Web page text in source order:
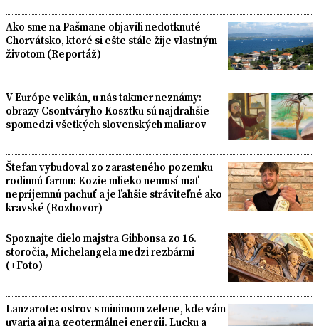
Ako sme na Pašmane objavili nedotknuté
Chorvátsko, ktoré si ešte stále žije vlastným
životom (Reportáž)
V Európe velikán, u nás takmer neznámy:
obrazy Csontváryho Kosztku sú najdrahšie
spomedzi všetkých slovenských maliarov
Štefan vybudoval zo zarasteného pozemku
rodinnú farmu: Kozie mlieko nemusí mať
nepríjemnú pachuť a je ľahšie stráviteľné ako
kravské (Rozhovor)
Spoznajte dielo majstra Gibbonsa zo 16.
storočia, Michelangela medzi rezbármi
(+Foto)
Lanzarote: ostrov s minimom zelene, kde vám
uvaria aj na geotermálnej energii. Lucku a